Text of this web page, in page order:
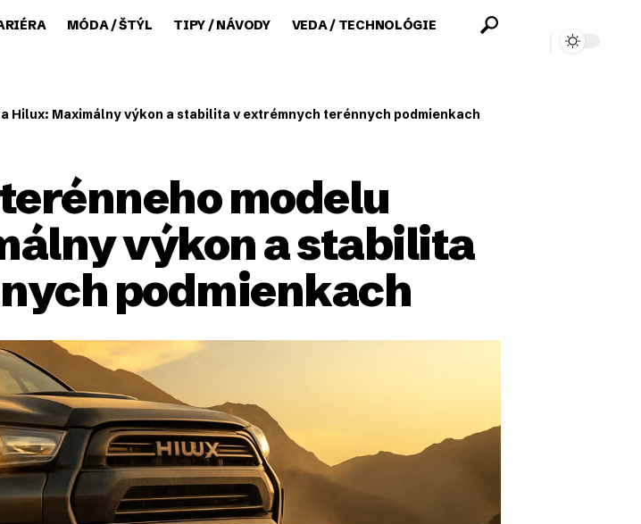
MÓDA / ŠTÝL TIPY / NÁVODY VEDA / TECHNOLÓGIE
Hilux: Maximálny výkon a stabilita v extrémnych terénnych podmienkach
modelu
výkon a stabilita
podmienkach